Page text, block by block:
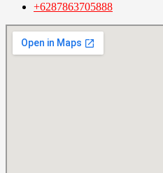
+6287863705888